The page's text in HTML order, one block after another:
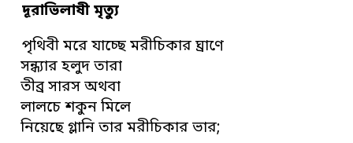
দূরাভিলাষী মৃত্যু
পৃথিবী মরে যাচ্ছে মরীচিকার ঘ্রাণে
সন্ধ্যার হলুদ তারা
তীব্র সারস অথবা
লালচে শকুন মিলে
নিয়েছে গ্লানি তার মরীচিকার ভার;